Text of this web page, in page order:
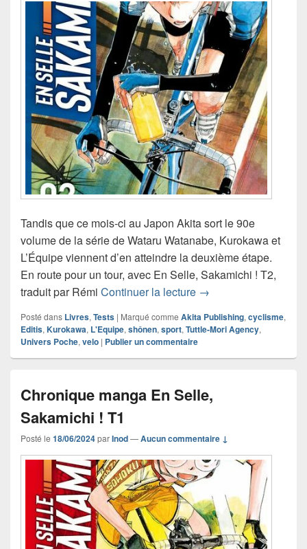
Tandis que ce mois-ci au Japon Akita sort le 90e
volume de la série de Wataru Watanabe, Kurokawa et
L’Équipe viennent d’en atteindre la deuxième étape.
En route pour un tour, avec En Selle, Sakamichi ! T2,
traduit par Rémi Continuer la lecture Chronique manga
→
Posté dans Livres, Tests | Marqué comme Akita Publishing, cyclisme,
Editis, Kurokawa, L'Equipe, shônen, sport, Tuttle-Mori Agency,
Univers Poche, velo | Publier un commentaire
Chronique manga En Selle,
Sakamichi ! T1
Posté le 18/06/2024parInod—Aucun commentaire ↓